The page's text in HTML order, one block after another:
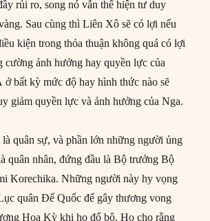
rủi ro, song nó vẫn thể hiện tư duy
Sau cùng thì Liên Xô sẽ có lợi nếu
kiện trong thỏa thuận không quá có lợi
cường ảnh hưởng hay quyền lực của
bất kỳ mức độ hay hình thức nào sẽ
giảm quyền lực và ảnh hưởng của Nga.
quân sự, và phần lớn những người ủng
quân nhân, đứng đầu là Bộ trưởng Bộ
Korechika. Những người này hy vọng
quân Đế Quốc để gây thương vong
Hoa Kỳ khi họ đổ bộ. Họ cho rằng